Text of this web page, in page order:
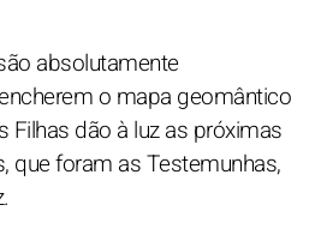
absolutamente
o mapa geomântico
Filhas dão à luz as próximas
que foram as Testemunhas,